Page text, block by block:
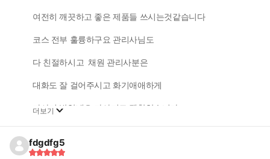
여전히 깨끗하고 좋은 제품들 쓰시는것같습니다
코스 전부 훌륭하구요 관리사님도
다 친절하시고 채원 관리사분은
대화도 잘 걸어주시고 화기애애하게
마사지 받았네요 마사지도 괜찮았습니다
더보기
fdgdfg5